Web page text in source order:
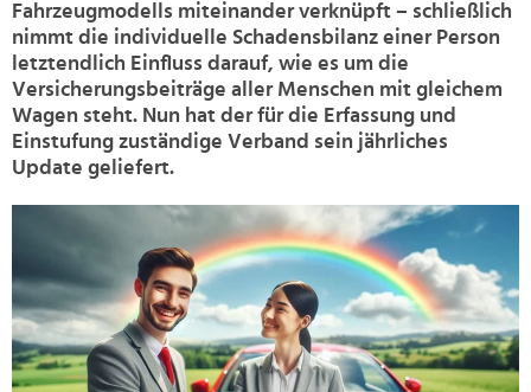
Fahrzeugmodells miteinander verknüpft – schließlich
nimmt die individuelle Schadensbilanz einer Person
letztendlich Einfluss darauf, wie es um die
Versicherungsbeiträge aller Menschen mit gleichem
Wagen steht. Nun hat der für die Erfassung und
Einstufung zuständige Verband sein jährliches
Update geliefert.